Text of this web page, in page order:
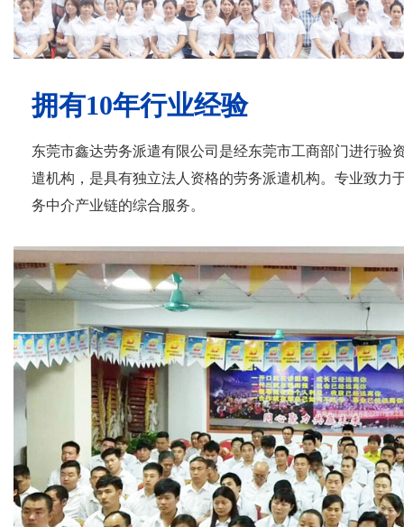
拥有10年行业经验
东莞市鑫达劳务派遣有限公司是经东莞市工商部门进行验
遣机构，是具有独立法人资格的劳务派遣机构。专业致力
务中介产业链的综合服务。